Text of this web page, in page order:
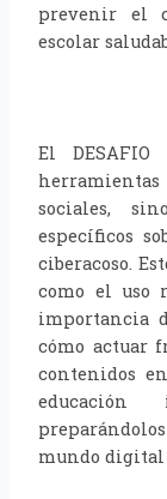
prevenir el
escolar
El
sociales,
específicos
ciberacoso.
como el uso
importancia
cómo actuar
contenidos
mundo digital